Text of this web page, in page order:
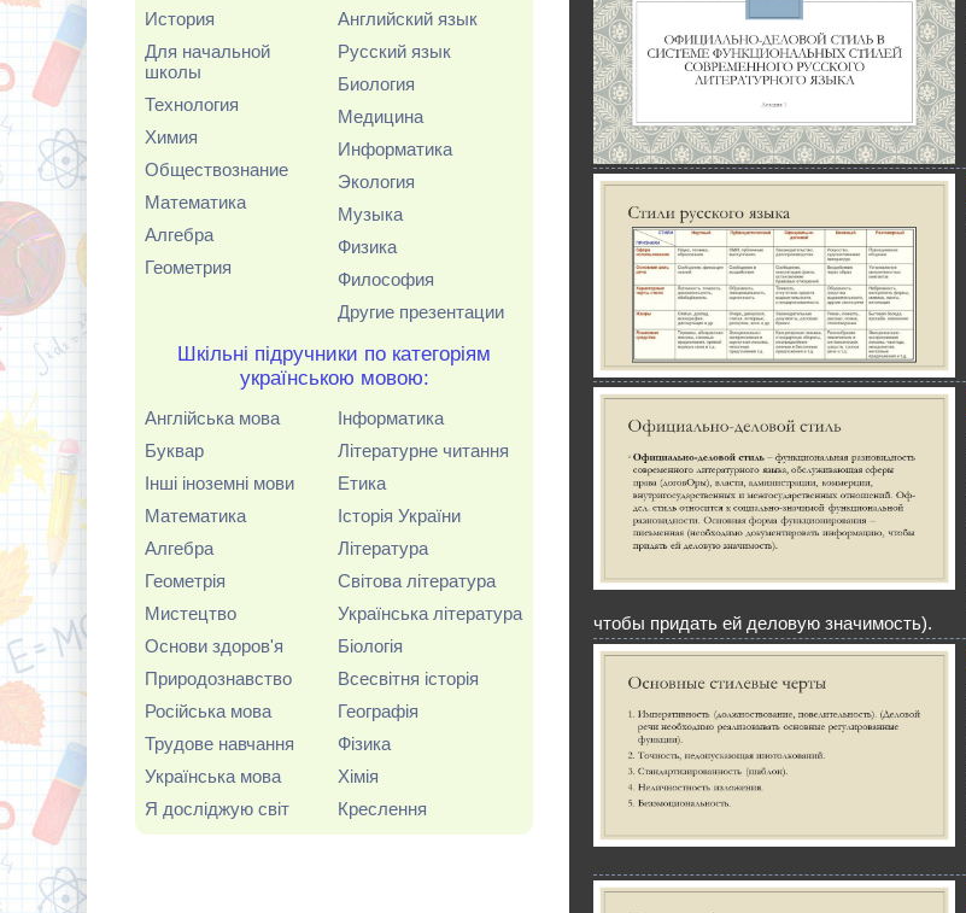
История
Для начальной
школы
Технология
Химия
Обществознание
Математика
Алгебра
Геометрия
Английский язык
Русский язык
Биология
Медицина
Информатика
Экология
Музыка
Физика
Философия
Другие презентации
Шкільні підручники по категоріям
українською мовою:
Англійська мова
Буквар
Інші іноземні мови
Математика
Алгебра
Геометрія
Мистецтво
Основи здоров'я
Природознавство
Російська мова
Трудове навчання
Українська мова
Я досліджую світ
Інформатика
Літературне читання
Етика
Історія України
Література
Світова література
Українська література
Біологія
Всесвітня історія
Географія
Фізика
Хімія
Креслення
чтобы придать ей деловую значимость).